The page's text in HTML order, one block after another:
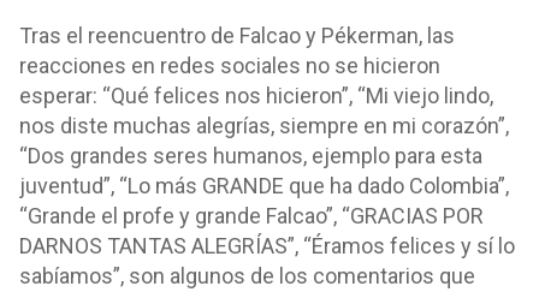
Tras el reencuentro de Falcao y Pékerman, las
reacciones en redes sociales no se hicieron
esperar: “Qué felices nos hicieron”, “Mi viejo lindo,
nos diste muchas alegrías, siempre en mi corazón”,
“Dos grandes seres humanos, ejemplo para esta
juventud”, “Lo más GRANDE que ha dado Colombia”,
“Grande el profe y grande Falcao”, “GRACIAS POR
DARNOS TANTAS ALEGRÍAS”, “Éramos felices y sí lo
sabíamos”, son algunos de los comentarios que